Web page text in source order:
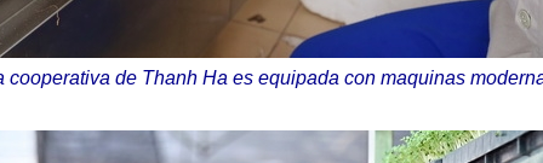
cooperativa de Thanh Ha es equipada con maquinas